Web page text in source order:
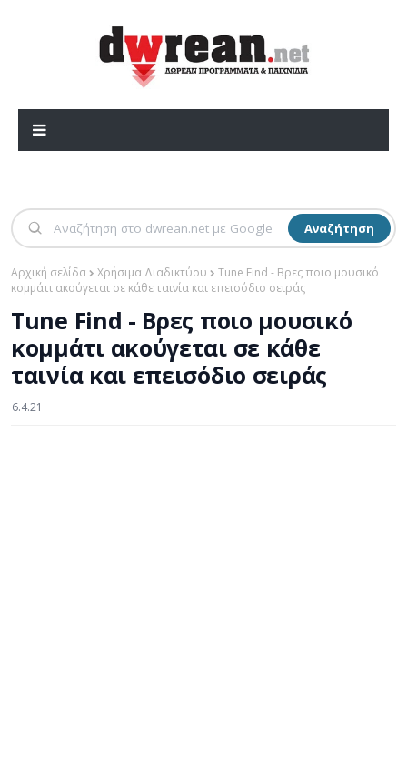
Αναζήτηση
Αρχική σελίδα Χρήσιμα Διαδικτύου
Tune Find - Βρες ποιο μουσικό
κομμάτι ακούγεται σε κάθε ταινία και επεισόδιο σειράς
Tune Find - Βρες ποιο μουσικό
κομμάτι ακούγεται σε κάθε
ταινία και επεισόδιο σειράς
6.4.21